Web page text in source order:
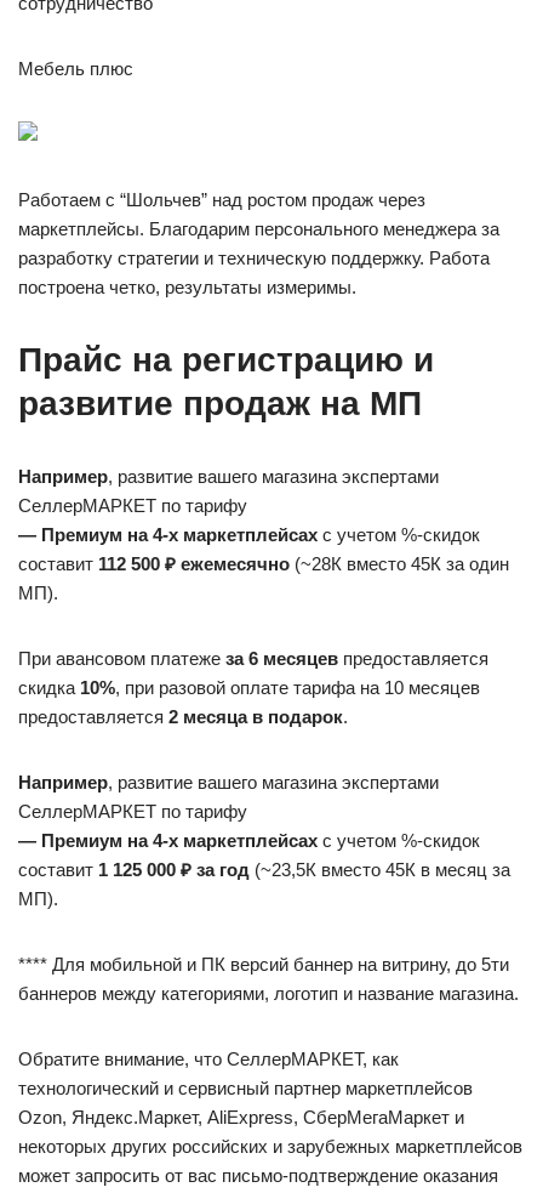
Мебель плюс
Работаем с “Шольчев” над ростом продаж через
маркетплейсы. Благодарим персонального менеджера за
разработку стратегии и техническую поддержку. Работа
построена четко, результаты измеримы.
Прайс на регистрацию и
развитие продаж на МП
Например, развитие вашего магазина экспертами
СеллерМАРКЕТ по тарифу
— Премиум на 4-х маркетплейсах с учетом %-скидок
составит 112 500 ₽ ежемесячно (~28К вместо 45К за один
МП).
При авансовом платеже за 6 месяцев предоставляется
скидка 10%, при разовой оплате тарифа на 10 месяцев
предоставляется 2 месяца в подарок.
Например, развитие вашего магазина экспертами
СеллерМАРКЕТ по тарифу
— Премиум на 4-х маркетплейсах с учетом %-скидок
составит 1 125 000 ₽ за год (~23,5К вместо 45К в месяц за
МП).
**** Для мобильной и ПК версий баннер на витрину, до 5ти
баннеров между категориями, логотип и название магазина.
Обратите внимание, что СеллерМАРКЕТ, как
технологический и сервисный партнер маркетплейсов
Ozon, Яндекс.Маркет, AliExpress, СберМегаМаркет и
некоторых других российских и зарубежных маркетплейсов
может запросить от вас письмо-подтверждение оказания